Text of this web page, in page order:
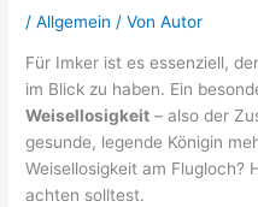
/Allgemein / VonAutor
Für Imker ist es essenziell,
im Blick zu haben. Ein
Weisellosigkeit – also der
gesunde, legende Königin
Weisellosigkeit am Flugloch?
achten solltest.